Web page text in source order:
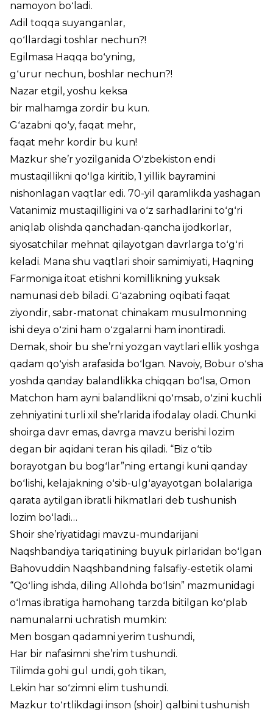
namoyon boʻladi.
Adil toqqa suyanganlar,
qoʻllardagi toshlar nechun?!
Egilmasa Haqqa boʻyning,
gʻurur nechun, boshlar nechun?!
Nazar etgil, yoshu keksa
bir malhamga zordir bu kun.
Gʻazabni qoʻy, faqat mehr,
faqat mehr kordir bu kun!
Mazkur she’r yozilganida Oʻzbekiston endi
mustaqillikni qoʻlga kiritib, 1 yillik bayramini
nishonlagan vaqtlar edi. 70-yil qaramlikda yashagan
Vatanimiz mustaqilligini va oʻz sarhadlarini toʻgʻri
aniqlab olishda qanchadan-qancha ijodkorlar,
siyosatchilar mehnat qilayotgan davrlarga toʻgʻri
keladi. Mana shu vaqtlari shoir samimiyati, Haqning
Farmoniga itoat etishni komillikning yuksak
namunasi deb biladi. Gʻazabning oqibati faqat
ziyondir, sabr-matonat chinakam musulmonning
ishi deya oʻzini ham oʻzgalarni ham inontiradi.
Demak, shoir bu she’rni yozgan vaytlari ellik yoshga
qadam qoʻyish arafasida boʻlgan. Navoiy, Bobur oʻsha
yoshda qanday balandlikka chiqqan boʻlsa, Omon
Matchon ham ayni balandlikni qoʻmsab, oʻzini kuchli
zehniyatini turli xil she’rlarida ifodalay oladi. Chunki
shoirga davr emas, davrga mavzu berishi lozim
degan bir aqidani teran his qiladi. “Biz oʻtib
borayotgan bu bogʻlar”ning ertangi kuni qanday
boʻlishi, kelajakning oʻsib-ulgʻayayotgan bolalariga
qarata aytilgan ibratli hikmatlari deb tushunish
lozim boʻladi…
Shoir she’riyatidagi mavzu-mundarijani
Naqshbandiya tariqatining buyuk pirlaridan boʻlgan
Bahovuddin Naqshbandning falsafiy-estetik olami
“Qoʻling ishda, diling Allohda boʻlsin” mazmunidagi
oʻlmas ibratiga hamohang tarzda bitilgan koʻplab
namunalarni uchratish mumkin:
Men bosgan qadamni yerim tushundi,
Har bir nafasimni she’rim tushundi.
Tilimda gohi gul undi, goh tikan,
Lekin har soʻzimni elim tushundi.
Mazkur toʻrtlikdagi inson (shoir) qalbini tushunish